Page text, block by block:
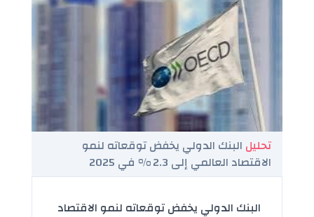
تحليل البنك الدولي يخفض توقعاته لنمو
الاقتصاد العالمي إلى 2.3 % في 2025
البنك الدولي يخفض توقعاته لنمو الاقتصاد